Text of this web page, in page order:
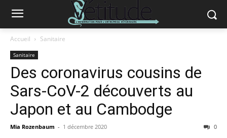
Accueil Sanitaire
Sanitaire
Des coronavirus cousins de
Sars-CoV-2 découverts au
Japon et au Cambodge
Mia Rozenbaum - 1 décembre 2020 0